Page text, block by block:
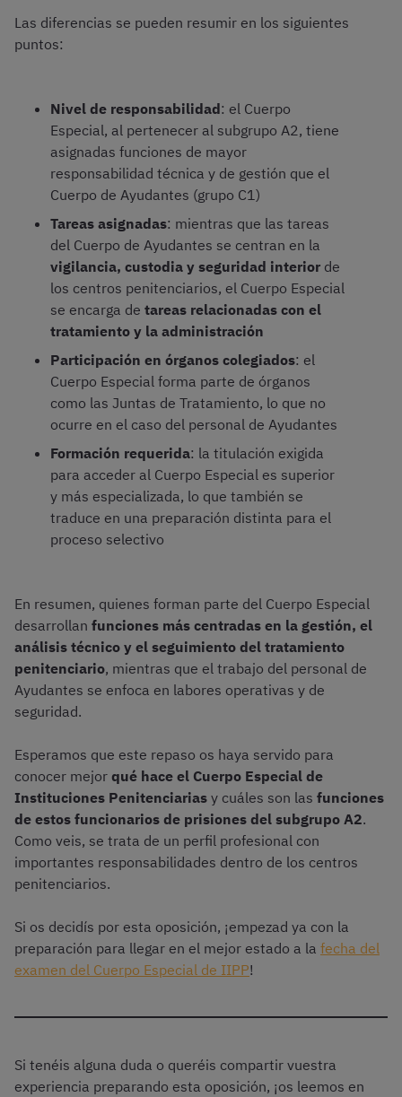
Las diferencias se pueden resumir en los siguientes
puntos:
Nivel de responsabilidad: el Cuerpo
Especial, al pertenecer al subgrupo A2, tiene
asignadas funciones de mayor
responsabilidad técnica y de gestión que el
Cuerpo de Ayudantes (grupo C1)
Tareas asignadas: mientras que las tareas
del Cuerpo de Ayudantes se centran en la
vigilancia, custodia y seguridad interior de
los centros penitenciarios, el Cuerpo Especial
se encarga de tareas relacionadas con el
tratamiento y la administración
Participación en órganos colegiados: el
Cuerpo Especial forma parte de órganos
como las Juntas de Tratamiento, lo que no
ocurre en el caso del personal de Ayudantes
Formación requerida: la titulación exigida
para acceder al Cuerpo Especial es superior
y más especializada, lo que también se
traduce en una preparación distinta para el
proceso selectivo
En resumen, quienes forman parte del Cuerpo Especial
desarrollan funciones más centradas en la gestión, el
análisis técnico y el seguimiento del tratamiento
penitenciario, mientras que el trabajo del personal de
Ayudantes se enfoca en labores operativas y de
seguridad.
Esperamos que este repaso os haya servido para
conocer mejor qué hace el Cuerpo Especial de
Instituciones Penitenciarias y cuáles son las funciones
de estos funcionarios de prisiones del subgrupo A2.
Como veis, se trata de un perfil profesional con
importantes responsabilidades dentro de los centros
penitenciarios.
Si os decidís por esta oposición, ¡empezad ya con la
preparación para llegar en el mejor estado a la fecha del
examen del Cuerpo Especial de IIPP!
Si tenéis alguna duda o queréis compartir vuestra
experiencia preparando esta oposición, ¡os leemos en